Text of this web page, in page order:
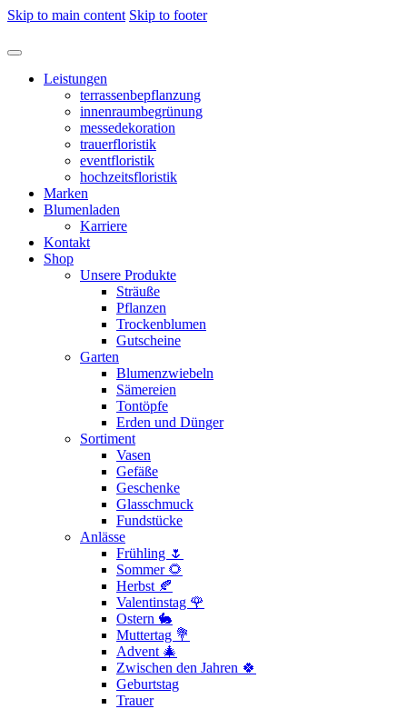
Skip to main content Skip to footer
Leistungen
terrassenbepflanzung
innenraumbegrünung
messedekoration
trauerfloristik
eventfloristik
hochzeitsfloristik
Marken
Blumenladen
Karriere
Kontakt
Shop
Unsere Produkte
Sträuße
Pflanzen
Trockenblumen
Gutscheine
Garten
Blumenzwiebeln
Sämereien
Tontöpfe
Erden und Dünger
Sortiment
Vasen
Gefäße
Geschenke
Glasschmuck
Fundstücke
Anlässe
Frühling 🌷
Sommer 🌻
Herbst 🍂
Valentinstag 🌹
Ostern 🐇
Muttertag 💐
Advent 🎄
Zwischen den Jahren 🍀
Geburtstag
Trauer